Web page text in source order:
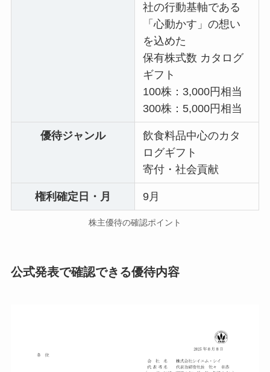
社の行動基軸である
「心動かす」の想い
を込めた
保有株式数 カタログ
ギフト
100株：3,000円相当
300株：5,000円相当
優待ジャンル
飲食料品中心のカタ
ログギフト
寄付・社会貢献
権利確定日・月 9月
株主優待の確認ポイント
公式発表で確認できる優待内容